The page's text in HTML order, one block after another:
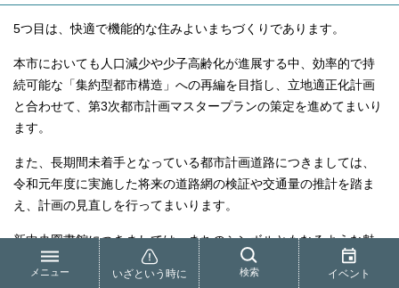
5つ目は、快適で機能的な住みよいまちづくりであります。
本市においても人口減少や少子高齢化が進展する中、効率的で持
続可能な「集約型都市構造」への再編を目指し、立地適正化計画
と合わせて、第3次都市計画マスタープランの策定を進めてまいり
ます。
また、長期間未着手となっている都市計画道路につきましては、
令和元年度に実施した将来の道路網の検証や交通量の推計を踏ま
え、計画の見直しを行ってまいります。
新中央図書館につきましては、まちのシンボルともなるような魅
力的なゆとりある図書館の実現に向けて、整備地の選定を進めて
メニュー いざという時に 検索 イベント